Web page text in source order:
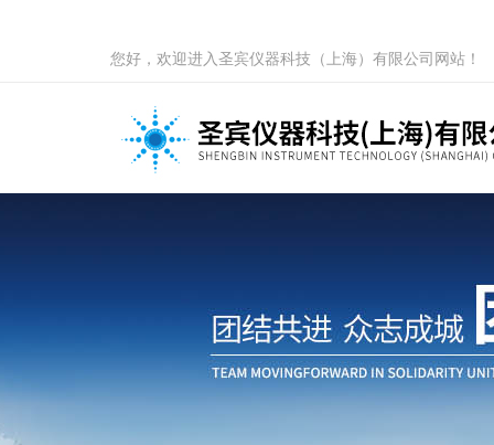
您好，欢迎进入圣宾仪器科技（上海）有限公司网站！